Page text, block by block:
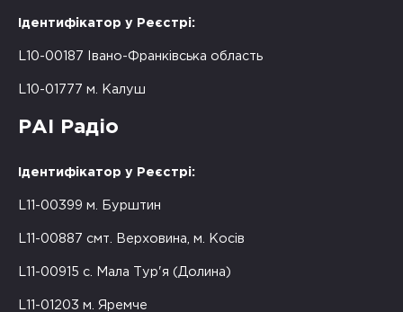
Ідентифікатор у Реєстрі:
L10-00187 Івано-Франківська область
L10-01777 м. Калуш
РАІ Радіо
Ідентифікатор у Реєстрі:
L11-00399 м. Бурштин
L11-00887 смт. Верховина, м. Косів
L11-00915 с. Мала Тур'я (Долина)
L11-01203 м. Яремче